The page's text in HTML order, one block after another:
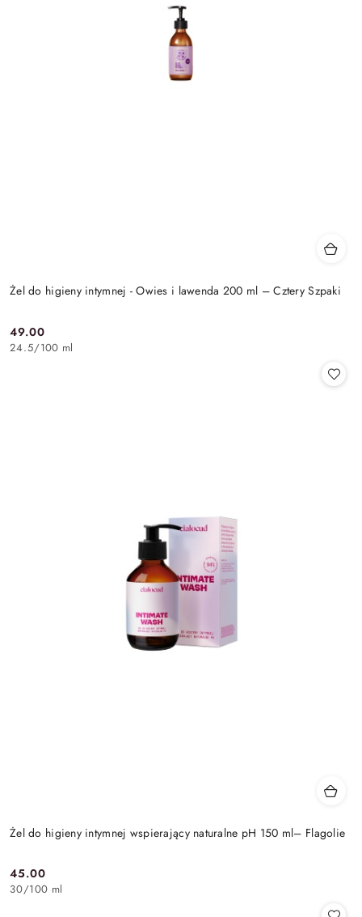
Żel do higieny intymnej - Owies i lawenda 200 ml – Cztery Szpaki
Cena:
49.00
24.5/100 ml
Żel do higieny intymnej wspierający naturalne pH 150 ml– Flagolie
Cena:
45.00
30/100 ml